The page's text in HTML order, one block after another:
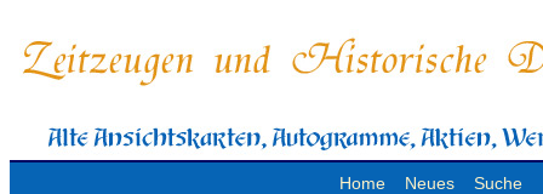
Home Neues Suche